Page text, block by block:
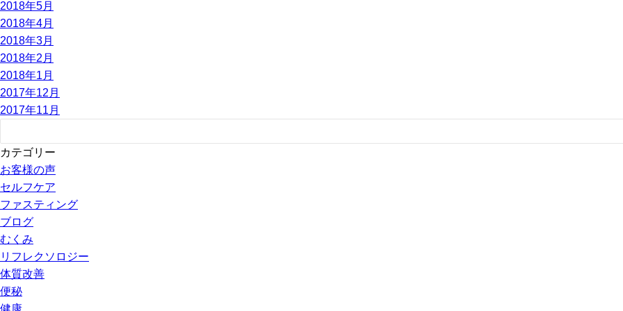
2018年5月
2018年4月
2018年3月
2018年2月
2018年1月
2017年12月
2017年11月
カテゴリー
お客様の声
セルフケア
ファスティング
ブログ
むくみ
リフレクソロジー
体質改善
便秘